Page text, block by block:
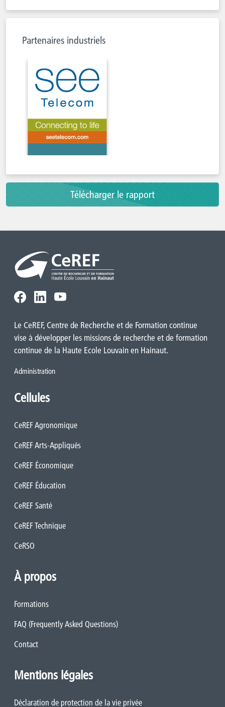
Partenaires industriels
Télécharger le rapport
Le CeREF, Centre de Recherche et de Formation continue
vise à développer les missions de recherche et de formation
continue de la Haute Ecole Louvain en Hainaut.
Administration
Cellules
CeREF Agronomique
CeREF Arts-Appliqués
CeREF Économique
CeREF Éducation
CeREF Santé
CeREF Technique
CeRSO
À propos
Formations
FAQ (Frequently Asked Questions)
Contact
Mentions légales
Déclaration de protection de la vie privée